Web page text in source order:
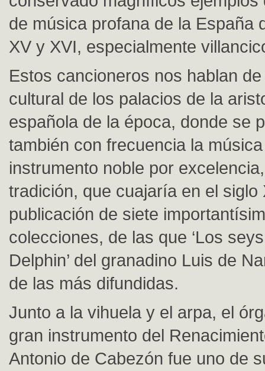
de música profana de la España
XV y XVI, especialmente
Estos cancioneros nos hablan
cultural de los palacios de la
española de la época, donde se
también con frecuencia la
instrumento noble por
tradición, que cuajaría en el siglo
publicación de siete
colecciones, de las que ‘Los
Delphin’ del granadino Luis de
de las más difundidas.
Junto a la vihuela y el arpa, el
gran instrumento del
Antonio de Cabezón fue uno de